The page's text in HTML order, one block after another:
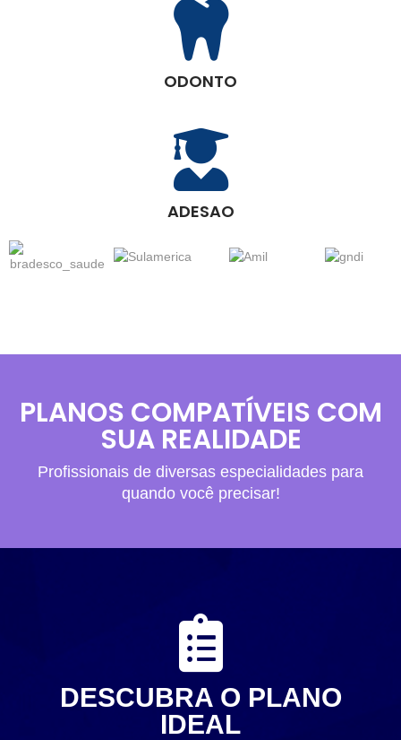
ODONTO
ADESAO
PLANOS COMPATÍVEIS COM
SUA REALIDADE
Profissionais de diversas especialidades para
quando você precisar!
DESCUBRA O PLANO
IDEAL